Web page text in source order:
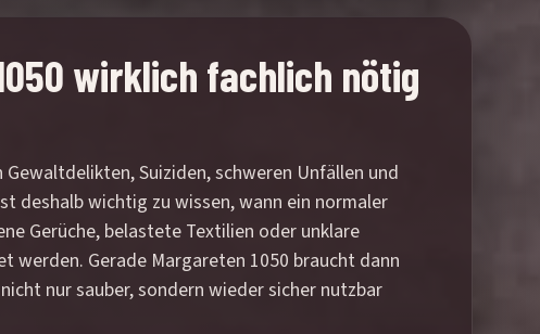
wirklich fachlich nötig
Suiziden, schweren Unfällen und
deshalb wichtig zu wissen, wann ein normaler
Gerüche, belastete Textilien oder unklare
werden. Gerade Margareten 1050 braucht dann
nur sauber, sondern wieder sicher nutzbar